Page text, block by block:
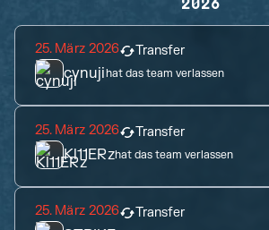
2026
25. März 2026 Transfer
cynujihat das team verlassen
25. März 2026 Transfer
Kl11ERzhat das team verlassen
25. März 2026 Transfer